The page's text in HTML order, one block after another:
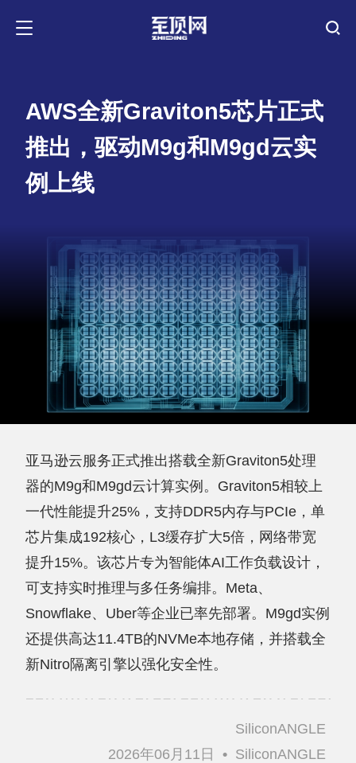
AWS全新Graviton5芯片正式
推出，驱动M9g和M9gd云实
例上线
亚马逊云服务正式推出搭载全新Graviton5处理
器的M9g和M9gd云计算实例。Graviton5相较上
一代性能提升25%，支持DDR5内存与PCIe，单
芯片集成192核心，L3缓存扩大5倍，网络带宽
提升15%。该芯片专为智能体AI工作负载设计，
可支持实时推理与多任务编排。Meta、
Snowflake、Uber等企业已率先部署。M9gd实例
还提供高达11.4TB的NVMe本地存储，并搭载全
新Nitro隔离引擎以强化安全性。
SiliconANGLE
2026年06月11日
• SiliconANGLE